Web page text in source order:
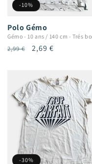
-10%
Polo Gémo
Gémo - 10 ans / 140 cm -Trés
Prix
2,99 €
Prix
2,69 €
-30%